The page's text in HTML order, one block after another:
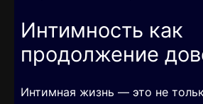
Интимность как
продолжение
Интимная жизнь — это не